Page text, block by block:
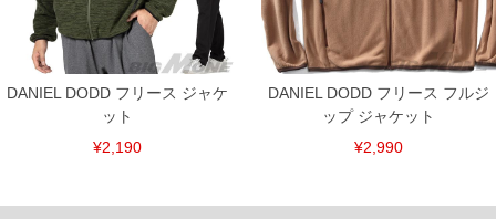
DANIEL DODD フリース ジャケ
ット
¥2,190
DANIEL DODD フリース フルジ
ップ ジャケット
¥2,990